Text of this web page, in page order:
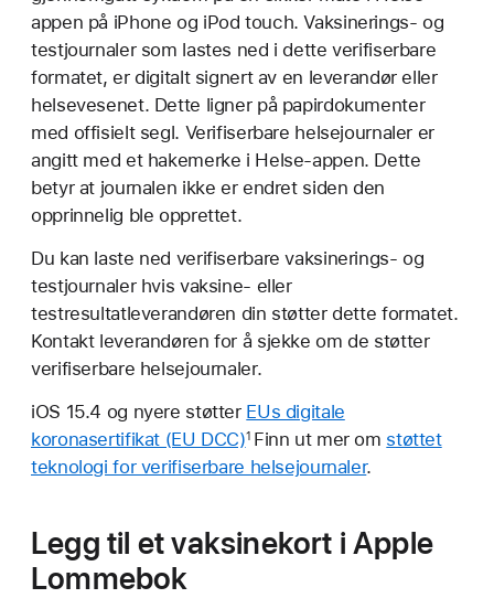
appen på iPhone og iPod touch. Vaksinerings- og
testjournaler som lastes ned i dette verifiserbare
formatet, er digitalt signert av en leverandør eller
helsevesenet. Dette ligner på papirdokumenter
med offisielt segl. Verifiserbare helsejournaler er
angitt med et hakemerke i Helse-appen. Dette
betyr at journalen ikke er endret siden den
opprinnelig ble opprettet.
Du kan laste ned verifiserbare vaksinerings- og
testjournaler hvis vaksine- eller
testresultatleverandøren din støtter dette formatet.
Kontakt leverandøren for å sjekke om de støtter
verifiserbare helsejournaler.
iOS 15.4 og nyere støtter EUs digitale
koronasertifikat (EU DCC)1 Finn ut mer om støttet
teknologi for verifiserbare helsejournaler.
Legg til et vaksinekort i Apple
Lommebok